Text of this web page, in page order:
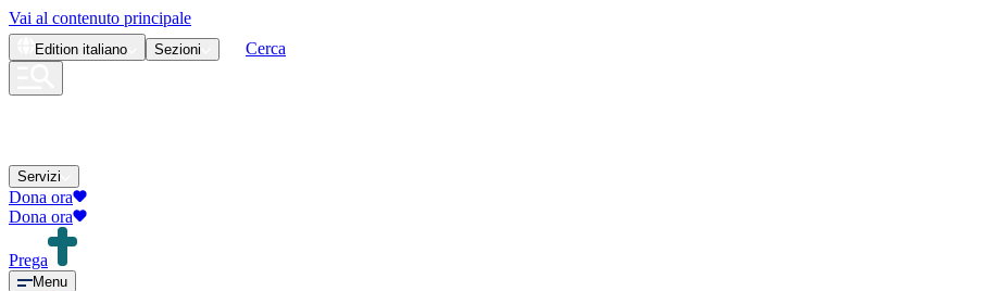
Vai al contenuto principale
Edition italiano Sezioni Cerca
Servizi
Dona ora
Dona ora
Prega
Menu